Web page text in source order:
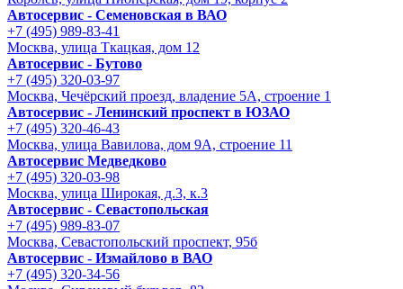
Автосервис - Семеновская в ВАО
+7 (495) 989-83-41
Москва, улица Ткацкая, дом 12
Автосервис - Бутово
+7 (495) 320-03-97
Москва, Чечёрский проезд, владение 5А, строение 1
Автосервис - Ленинский проспект в ЮЗАО
+7 (495) 320-46-43
Москва, улица Вавилова, дом 9A, строение 11
Автосервис Медведково
+7 (495) 320-03-98
Москва, улица Широкая, д.3, к.3
Автосервис - Cевастопольская
+7 (495) 989-83-07
Москва, Севастопольский проспект, 95б
Автосервис - Измайлово в ВАО
+7 (495) 320-34-56